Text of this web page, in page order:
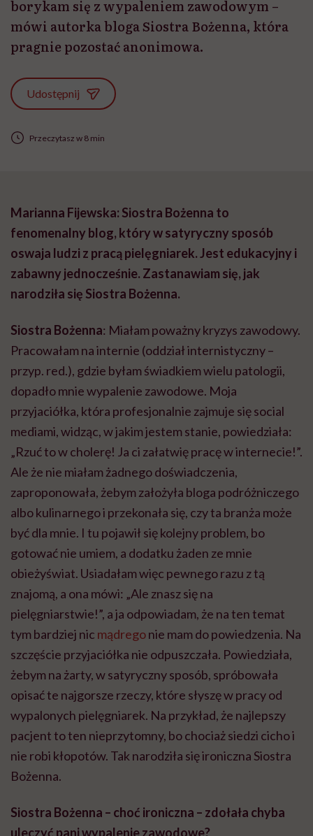
borykam się z wypaleniem zawodowym –
mówi autorka bloga Siostra Bożenna, która
pragnie pozostać anonimowa.
Udostępnij
Przeczytasz w 8 min
Marianna Fijewska: Siostra Bożenna to
fenomenalny blog, który w satyryczny sposób
oswaja ludzi z pracą pielęgniarek. Jest edukacyjny i
zabawny jednocześnie. Zastanawiam się, jak
narodziła się Siostra Bożenna.
Siostra Bożenna: Miałam poważny kryzys zawodowy.
Pracowałam na internie (oddział internistyczny –
przyp. red.), gdzie byłam świadkiem wielu patologii,
dopadło mnie wypalenie zawodowe. Moja
przyjaciółka, która profesjonalnie zajmuje się social
mediami, widząc, w jakim jestem stanie, powiedziała:
„Rzuć to w cholerę! Ja ci załatwię pracę w internecie!”.
Ale że nie miałam żadnego doświadczenia,
zaproponowała, żebym założyła bloga podróżniczego
albo kulinarnego i przekonała się, czy ta branża może
być dla mnie. I tu pojawił się kolejny problem, bo
gotować nie umiem, a dodatku żaden ze mnie
obieżyświat. Usiadałam więc pewnego razu z tą
znajomą, a ona mówi: „Ale znasz się na
pielęgniarstwie!”, a ja odpowiadam, że na ten temat
tym bardziej nic mądregonie mam do powiedzenia. Na
szczęście przyjaciółka nie odpuszczała. Powiedziała,
żebym na żarty, w satyryczny sposób, spróbowała
opisać te najgorsze rzeczy, które słyszę w pracy od
wypalonych pielęgniarek. Na przykład, że najlepszy
pacjent to ten nieprzytomny, bo chociaż siedzi cicho i
nie robi kłopotów. Tak narodziła się ironiczna Siostra
Bożenna.
Siostra Bożenna – choć ironiczna – zdołała chyba
uleczyć pani wypalenie zawodowe?